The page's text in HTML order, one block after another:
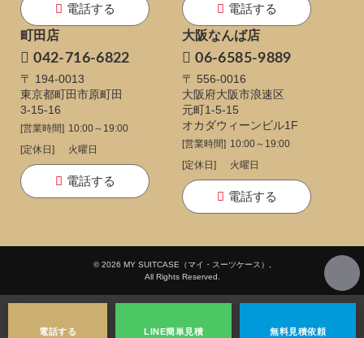
電話する
電話する
町田店
042-716-6822
〒 194-0013
東京都町田市原町田
3-15-16
[営業時間] 10:00～19:00
[定休日]
火曜日
電話する
大阪なんば店
06-6585-9889
〒 556-0016
大阪府大阪市浪速区
元町1-5-15
オカダウィーンビル1F
[営業時間] 10:00～19:00
[定休日]
火曜日
電話する
電話する LINE簡単見積 無料見積依頼
© 2026 MY SUITCASE（マイ・スーツケース）,
All Rights Reserved.